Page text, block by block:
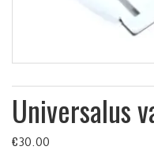
Universalus
€30.00